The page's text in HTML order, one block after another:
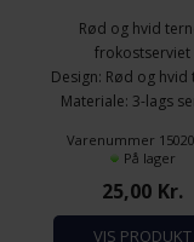
Rød og hvid
frokostserviet
Design: Rød og hvid
Materiale: 3-lags
Størrelse: 33x33
Antal pr. pakke: 20
Varenummer
På lager
25,00 Kr.
VIS PRODUKT